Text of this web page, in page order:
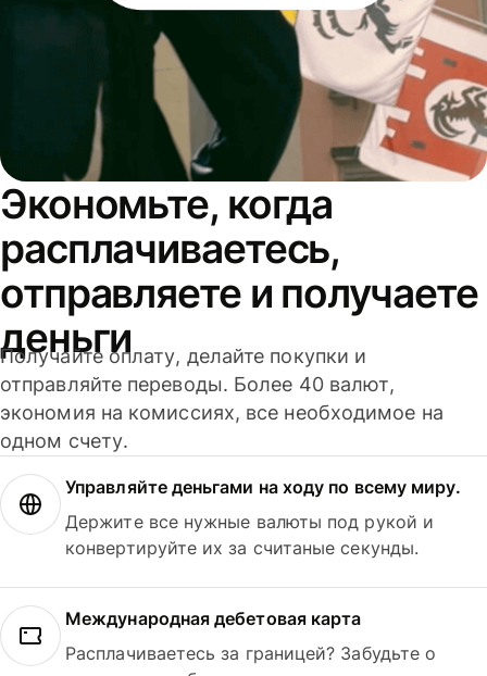
Экономьте, когда
расплачиваетесь,
отправляете и получаете
деньги
Получайте оплату, делайте покупки и
отправляйте переводы. Более 40 валют,
экономия на комиссиях, все необходимое на
одном счету.
Управляйте деньгами на ходу по всему миру.
Держите все нужные валюты под рукой и
конвертируйте их за считаные секунды.
Международная дебетовая карта
Расплачиваетесь за границей? Забудьте о